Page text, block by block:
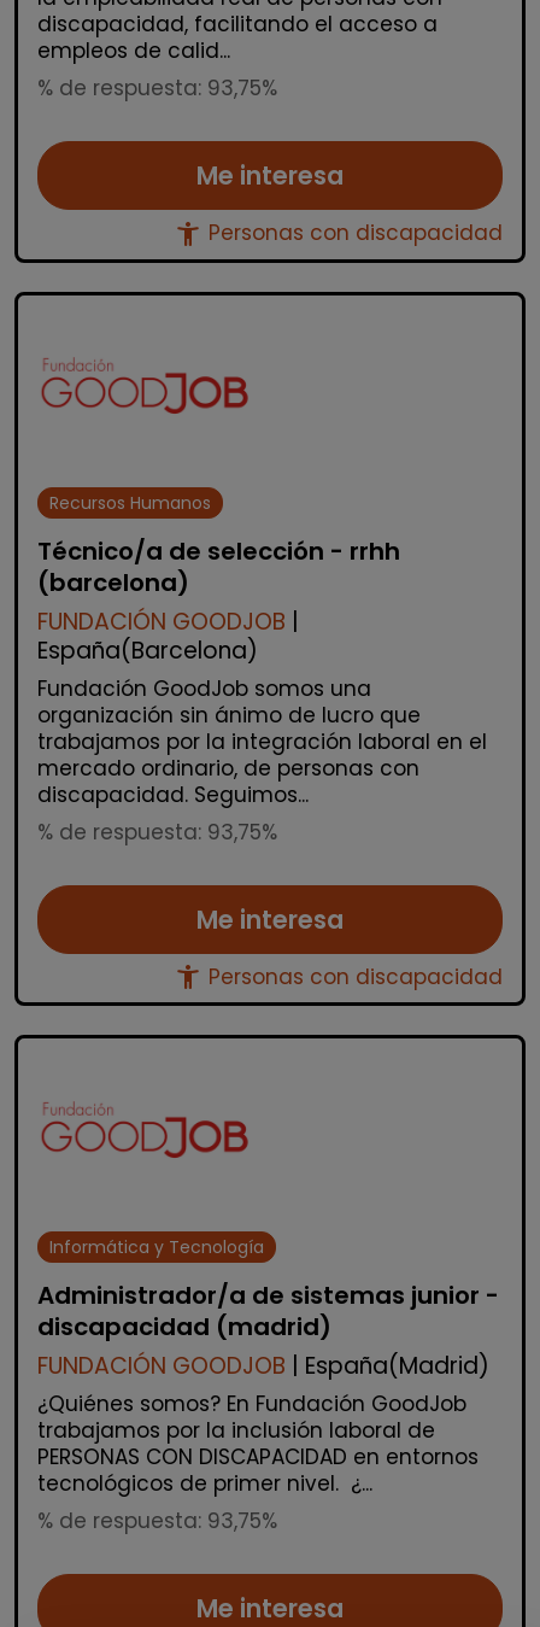
discapacidad, facilitando el acceso a
empleos de calid...
% de respuesta: 93,75%
Me interesa
accessibility_new Personas con discapacidad
Recursos Humanos
Técnico/a de selección - rrhh
(barcelona)
FUNDACIÓN GOODJOB
España(Barcelona)
Fundación GoodJob somos una
organización sin ánimo de lucro que
trabajamos por la integración laboral en el
mercado ordinario, de personas con
discapacidad. Seguimos...
% de respuesta: 93,75%
Me interesa
accessibility_new Personas con discapacidad
Informática y Tecnología
Administrador/a de sistemas junior -
discapacidad (madrid)
FUNDACIÓN GOODJOB | España(Madrid)
¿Quiénes somos? En Fundación GoodJob
trabajamos por la inclusión laboral de
PERSONAS CON DISCAPACIDAD en entornos
tecnológicos de primer nivel. ¿...
% de respuesta: 93,75%
Me interesa